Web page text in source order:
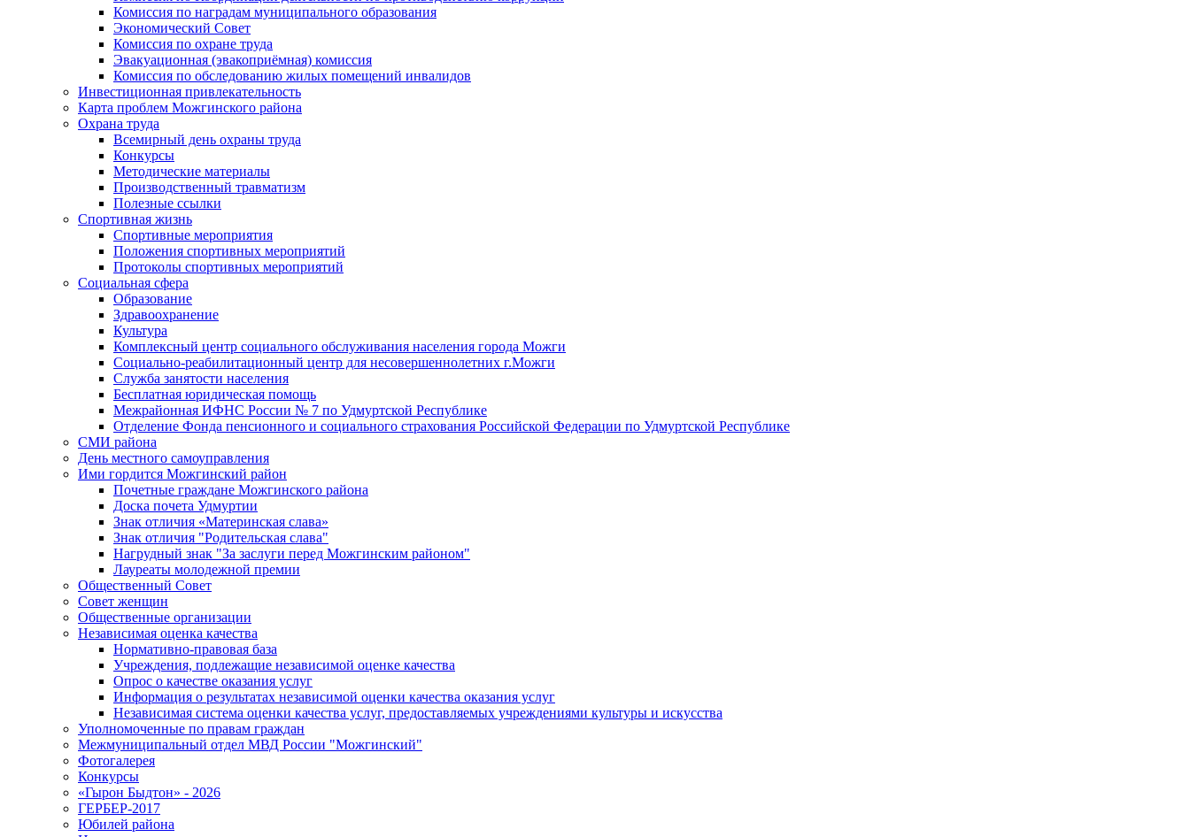
Комиссия по наградам муниципального образования
Экономический Совет
Комиссия по охране труда
Эвакуационная (эвакоприёмная) комиссия
Комиссия по обследованию жилых помещений инвалидов
Инвестиционная привлекательность
Карта проблем Можгинского района
Охрана труда
Всемирный день охраны труда
Конкурсы
Методические материалы
Производственный травматизм
Полезные ссылки
Спортивная жизнь
Спортивные мероприятия
Положения спортивных мероприятий
Протоколы спортивных мероприятий
Социальная сфера
Образование
Здравоохранение
Культура
Комплексный центр социального обслуживания населения города Можги
Социально-реабилитационный центр для несовершеннолетних г.Можги
Служба занятости населения
Бесплатная юридическая помощь
Межрайонная ИФНС России № 7 по Удмуртской Республике
Отделение Фонда пенсионного и социального страхования Российской Федерации по Удмуртской Республике
СМИ района
День местного самоуправления
Ими гордится Можгинский район
Почетные граждане Можгинского района
Доска почета Удмуртии
Знак отличия «Материнская слава»
Знак отличия "Родительская слава"
Нагрудный знак "За заслуги перед Можгинским районом"
Лауреаты молодежной премии
Общественный Совет
Совет женщин
Общественные организации
Независимая оценка качества
Нормативно-правовая база
Учреждения, подлежащие независимой оценке качества
Опрос о качестве оказания услуг
Информация о результатах независимой оценки качества оказания услуг
Независимая система оценки качества услуг, предоставляемых учреждениями культуры и искусства
Уполномоченные по правам граждан
Межмуниципальный отдел МВД России "Можгинский"
Фотогалерея
Конкурсы
«Гырон Быдтон» - 2026
ГЕРБЕР-2017
Юбилей района